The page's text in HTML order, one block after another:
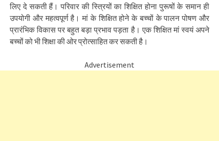
लिए दे सकती हैं। परिवार की स्त्रियों का शिक्षित होना पुरूषों के समान ही
उपयोगी और महत्वपूर्ण है। मां के शिक्षित होने के बच्चों के पालन पोषण और
प्रारंभिक विकास पर बहुत बड़ा प्रभाव पड़ता है। एक शिक्षित मां स्वयं अपने
बच्चों को भी शिक्षा की ओर प्रोत्साहित कर सकती है।
Advertisement